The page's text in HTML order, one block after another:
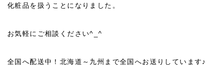
化粧品を扱うことになりました。
お気軽にご相談ください^_^
全国へ配送中！北海道～九州まで全国へお送りしています♪